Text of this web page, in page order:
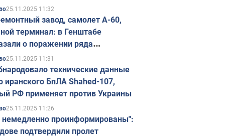
25.11.2025 11:32
завод, самолет А-60,
терминал: в Генштабе
о поражении ряда
объектов России
25.11.2025 11:31
технические данные
иранского БпЛА Shahed-107,
РФ применяет против Украины
25.11.2025 11:26
проинформированы":
подтвердили пролет